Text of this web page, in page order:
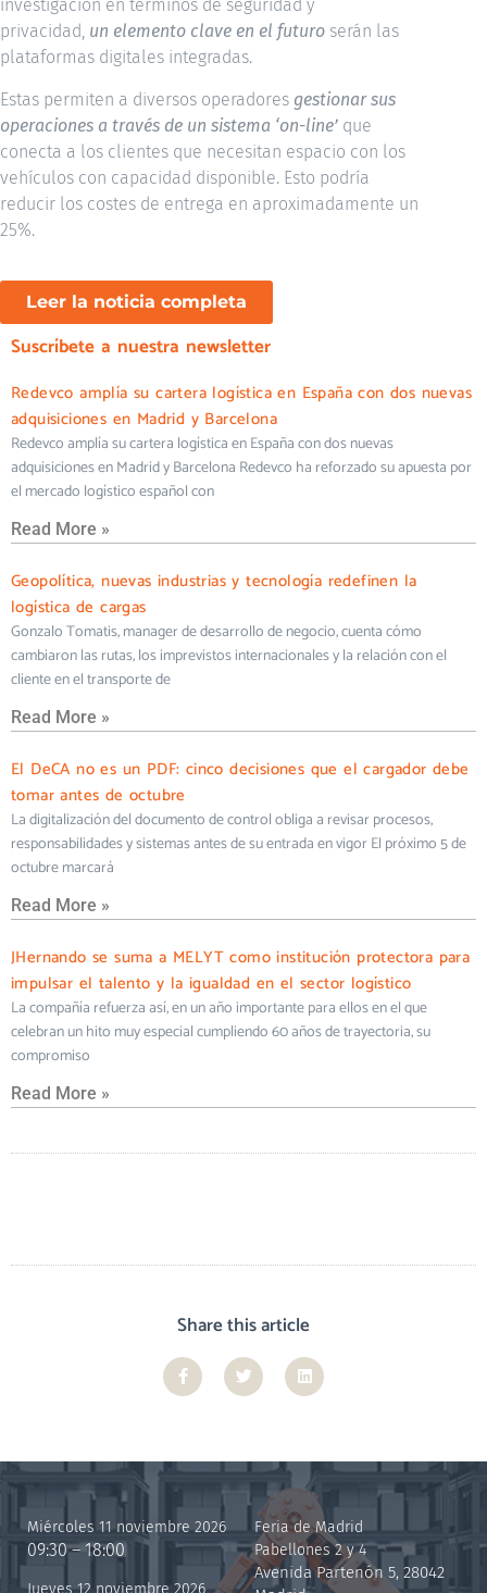
investigación en términos de seguridad y
privacidad, un elemento clave en el futuro serán las
plataformas digitales integradas.
Estas permiten a diversos operadores gestionar sus
operaciones a través de un sistema ‘on-line’ que
conecta a los clientes que necesitan espacio con los
vehículos con capacidad disponible. Esto podría
reducir los costes de entrega en aproximadamente un
25%.
Leer la noticia completa
Suscríbete a nuestra newsletter
Redevco amplía su cartera logística en España con dos nuevas
adquisiciones en Madrid y Barcelona
Redevco amplía su cartera logística en España con dos nuevas
adquisiciones en Madrid y Barcelona Redevco ha reforzado su apuesta por
el mercado logístico español con
Read More »
Geopolítica, nuevas industrias y tecnología redefinen la
logística de cargas
Gonzalo Tomatis, manager de desarrollo de negocio, cuenta cómo
cambiaron las rutas, los imprevistos internacionales y la relación con el
cliente en el transporte de
Read More »
El DeCA no es un PDF: cinco decisiones que el cargador debe
tomar antes de octubre
La digitalización del documento de control obliga a revisar procesos,
responsabilidades y sistemas antes de su entrada en vigor El próximo 5 de
octubre marcará
Read More »
JHernando se suma a MELYT como institución protectora para
impulsar el talento y la igualdad en el sector logístico
La compañía refuerza así, en un año importante para ellos en el que
celebran un hito muy especial cumpliendo 60 años de trayectoria, su
compromiso
Read More »
Share this article
Miércoles 11 noviembre 2026
09:30 – 18:00
Jueves 12 noviembre 2026
Feria de Madrid
Pabellones 2 y 4
Avenida Partenón 5, 28042